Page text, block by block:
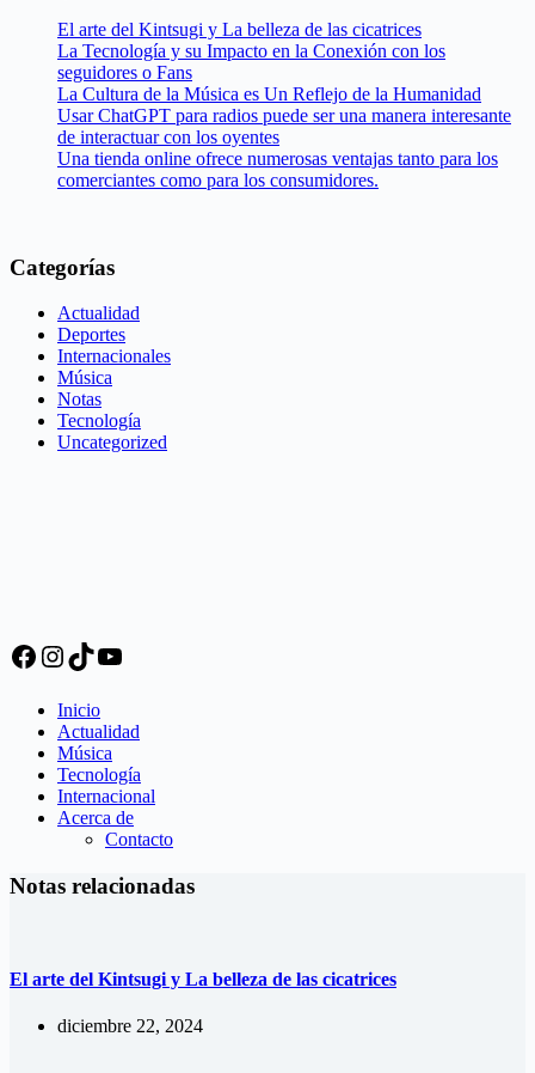
El arte del Kintsugi y La belleza de las cicatrices
La Tecnología y su Impacto en la Conexión con los
seguidores o Fans
La Cultura de la Música es Un Reflejo de la Humanidad
Usar ChatGPT para radios puede ser una manera interesante
de interactuar con los oyentes
Una tienda online ofrece numerosas ventajas tanto para los
comerciantes como para los consumidores.
Categorías
Actualidad
Deportes
Internacionales
Música
Notas
Tecnología
Uncategorized
Facebook
Instagram
TikTok
YouTube
Inicio
Actualidad
Música
Tecnología
Internacional
Acerca de
Contacto
Notas relacionadas
El arte del Kintsugi y La belleza de las cicatrices
diciembre 22, 2024